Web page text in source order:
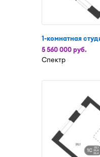
1-комнатная
5 560 000 руб.
Спектр